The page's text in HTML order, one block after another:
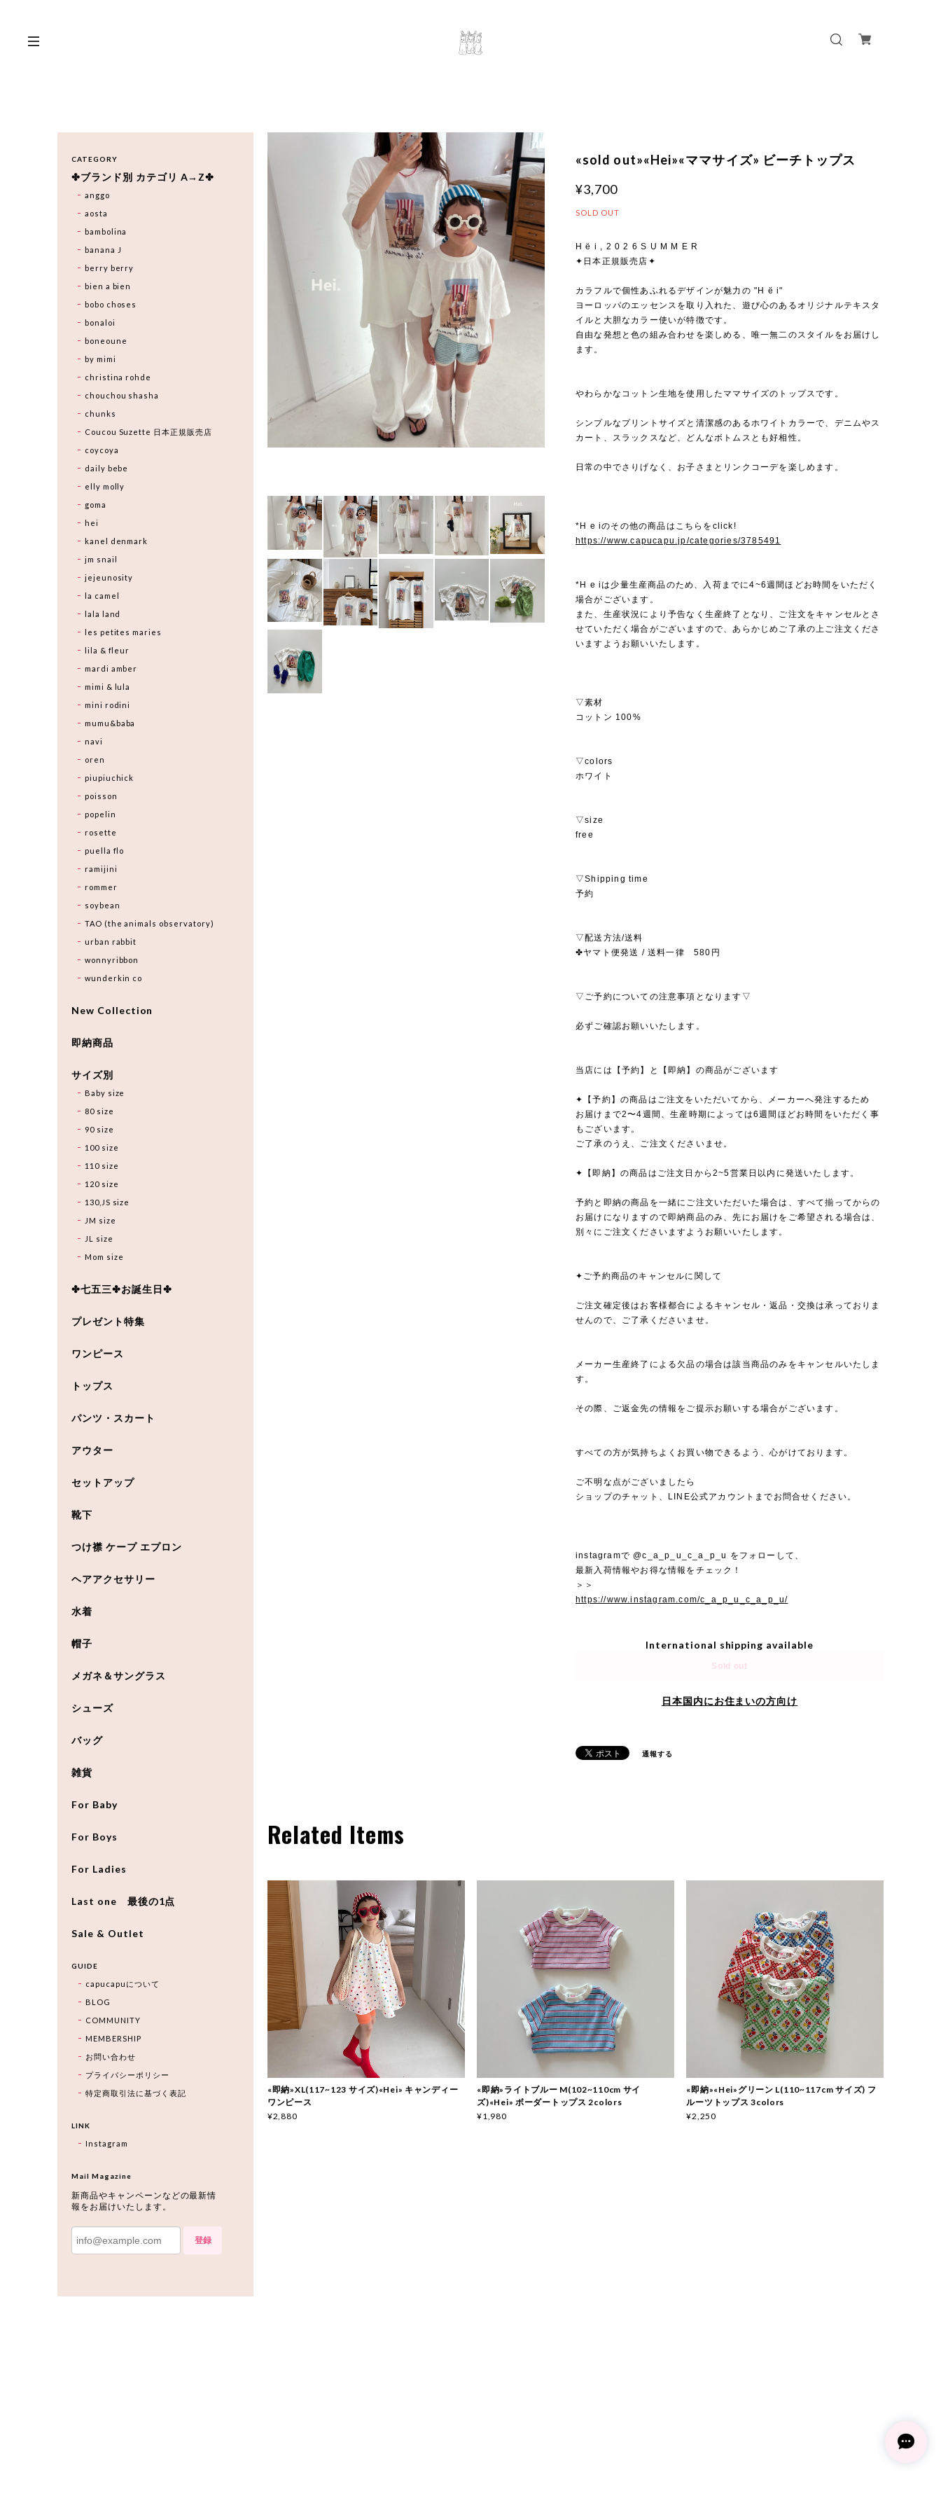
«sold out»«Hei»«ママサイズ» ビーチトップス
¥3,700
SOLD OUT
H ë i , 2 0 2 6 S U M M E R
✦日本正規販売店✦
カラフルで個性あふれるデザインが魅力の "H ë i"
ヨーロッパのエッセンスを取り入れた、遊び心のあるオリジナルテキスタ
イルと大胆なカラー使いが特徴です。
自由な発想と色の組み合わせを楽しめる、唯一無二のスタイルをお届けし
ます。
やわらかなコットン生地を使用したママサイズのトップスです。
シンプルなプリントサイズと清潔感のあるホワイトカラーで、デニムやス
カート、スラックスなど、どんなボトムスとも好相性。
日常の中でさりげなく、お子さまとリンクコーデを楽しめます。
*H e iのその他の商品はこちらをclick!
https://www.capucapu.jp/categories/3785491
*H e iは少量生産商品のため、入荷までに4~6週間ほどお時間をいただく
場合がございます。
また、生産状況により予告なく生産終了となり、ご注文をキャンセルとさ
せていただく場合がございますので、あらかじめご了承の上ご注文くださ
いますようお願いいたします。
▽素材
コットン 100%
▽colors
ホワイト
▽size
free
▽Shipping time
予約
▽配送方法/送料
✤ヤマト便発送 / 送料一律 580円
▽ご予約についての注意事項となります▽
必ずご確認お願いいたします。
当店には【予約】と【即納】の商品がございます
✦【予約】の商品はご注文をいただいてから、メーカーへ発注するため
お届けまで2〜4週間、生産時期によっては6週間ほどお時間をいただく事
もございます。
ご了承のうえ、ご注文くださいませ。
✦【即納】の商品はご注文日から2~5営業日以内に発送いたします。
予約と即納の商品を一緒にご注文いただいた場合は、すべて揃ってからの
お届けになりますので即納商品のみ、先にお届けをご希望される場合は、
別々にご注文くださいますようお願いいたします。
✦ご予約商品のキャンセルに関して
ご注文確定後はお客様都合によるキャンセル・返品・交換は承っておりま
せんので、ご了承くださいませ。
メーカー生産終了による欠品の場合は該当商品のみをキャンセルいたしま
す。
その際、ご返金先の情報をご提示お願いする場合がございます。
すべての方が気持ちよくお買い物できるよう、心がけております。
ご不明な点がございましたら
ショップのチャット、LINE公式アカウントまでお問合せください。
instagramで @c_a_p_u_c_a_p_u をフォローして、
最新入荷情報やお得な情報をチェック！
＞＞
https://www.instagram.com/c_a_p_u_c_a_p_u/
International shipping available
Sold out
日本国内にお住まいの方向け
通報する
Related Items
«即納»XL(117~123 サイズ)«Hei» キャンディー
ワンピース
¥2,880
«即納»ライトブルー M(102~110cm サイ
ズ)«Hei» ボーダートップス 2colors
¥1,980
«即納»«Hei»グリーン L(110~117cm サイズ) フ
ルーツトップス 3colors
¥2,250
CATEGORY
✤ブランド別 カテゴリ A→Z✤
anggo
aosta
bambolina
banana J
berry berry
bien a bien
bobo choses
bonaloi
boneoune
by mimi
christina rohde
chouchou shasha
chunks
Coucou Suzette 日本正規販売店
coycoya
daily bebe
elly molly
goma
hei
kanel denmark
jm snail
jejeunosity
la camel
lala land
les petites maries
lila & fleur
mardi amber
mimi & lula
mini rodini
mumu&baba
navi
oren
piupiuchick
poisson
popelin
rosette
puella flo
ramijini
rommer
soybean
TAO (the animals observatory)
urban rabbit
wonnyribbon
wunderkin co
New Collection
即納商品
サイズ別
Baby size
80 size
90 size
100 size
110 size
120 size
130,JS size
JM size
JL size
Mom size
✤七五三✤お誕生日✤
プレゼント特集
ワンピース
トップス
パンツ・スカート
アウター
セットアップ
靴下
つけ襟 ケープ エプロン
ヘアアクセサリー
水着
帽子
メガネ＆サングラス
シューズ
バッグ
雑貨
For Baby
For Boys
For Ladies
Last one 最後の1点
Sale & Outlet
GUIDE
capucapuについて
BLOG
COMMUNITY
MEMBERSHIP
お問い合わせ
プライバシーポリシー
特定商取引法に基づく表記
LINK
Instagram
Mail Magazine
新商品やキャンペーンなどの最新情
報をお届けいたします。
登録